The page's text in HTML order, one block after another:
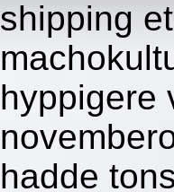
shipping
hyppigere
hadde